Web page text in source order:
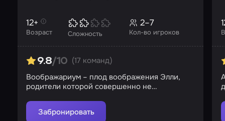
Возраст
12+
Сложность Кол-во игроков
2–7
9.8/10 (17 команд)
Воображариум – плод воображения Элли,
родители которой совершенно не
Забронировать